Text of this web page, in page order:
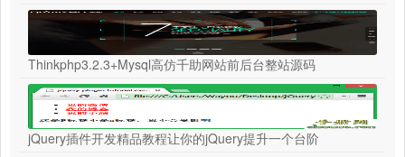
Thinkphp3.2.3+Mysql高仿千助网站前后台整站源码
jQuery插件开发精品教程让你的jQuery提升一个台阶